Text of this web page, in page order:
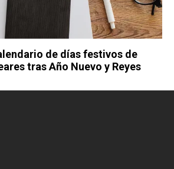
de días festivos de
tras Año Nuevo y Reyes